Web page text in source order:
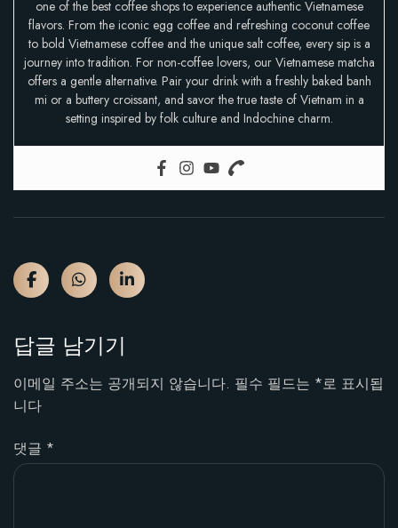
one of the best coffee shops to experience authentic Vietnamese
flavors. From the iconic egg coffee and refreshing coconut coffee
to bold Vietnamese coffee and the unique salt coffee, every sip is a
journey into tradition. For non-coffee lovers, our Vietnamese matcha
offers a gentle alternative. Pair your drink with a freshly baked banh
mi or a buttery croissant, and savor the true taste of Vietnam in a
setting inspired by folk culture and Indochine charm.
답글 남기기
이메일 주소는 공개되지 않습니다. 필수 필드는 *로 표시됩
니다
댓글 *